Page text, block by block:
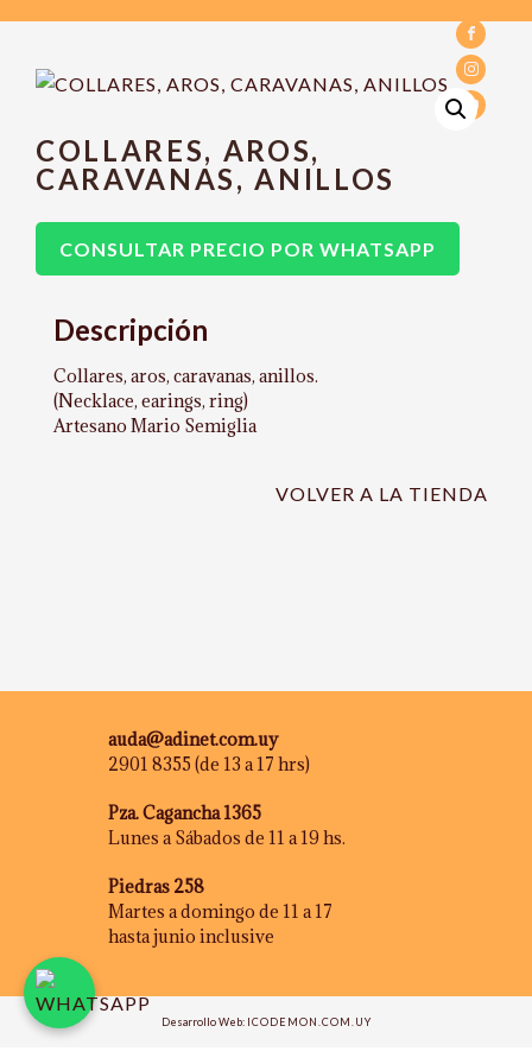
COLLARES, AROS,
CARAVANAS, ANILLOS
CONSULTAR PRECIO POR WHATSAPP
Descripción
Collares, aros, caravanas, anillos.
(Necklace, earings, ring)
Artesano Mario Semiglia
VOLVER A LA TIENDA
auda@adinet.com.uy
2901 8355 (de 13 a 17 hrs)
Pza. Cagancha 1365
Lunes a Sábados de 11 a 19 hs.
Piedras 258
Martes a domingo de 11 a 17
hasta junio inclusive
Desarrollo Web: ICODEMON.COM.UY